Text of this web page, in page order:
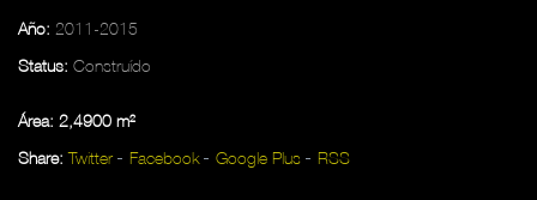
Año: 2011-2015
Status: Construído
Área: 2,4900 m²
Share:Twitter Facebook Google Plus RSS